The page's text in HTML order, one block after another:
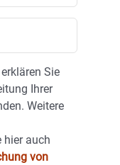
Sie
Ihrer
Weitere
hier auch
von